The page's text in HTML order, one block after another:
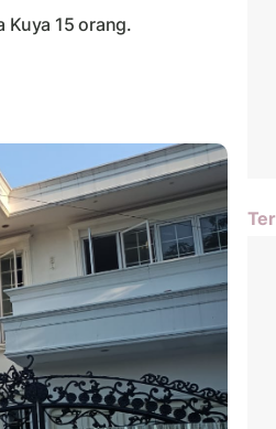
Kuya 15 orang.